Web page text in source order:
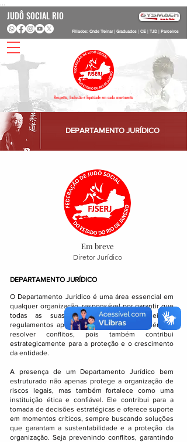
JUDÔ SOCIAL RIO
Filiados: Onde Treinar| Graduados | CE | TJD | Parceiros
Respeito, Inclusão e Equidade em cada movimento
DEPARTAMENTO JURÍDICO
Em breve
Diretor Jurídico
DEPARTAMENTO JURÍDICO
O Departamento Jurídico é uma área essencial em
qualquer organização, responsável por garantir que
todas as suas ações cumpram as leis e
regulamentos aplicáveis. Sua atuação vai além de
resolver conflitos, pois também contribui
estrategicamente para a proteção e o crescimento
da entidade.
A presença de um Departamento Jurídico bem
estruturado não apenas protege a organização de
riscos legais, mas também fortalece como uma
instituição ética e confiável. Ele contribui para a
tomada de decisões estratégicas e oferece suporte
em momentos críticos, sempre buscando soluções
que garantam a sustentabilidade e a proteção da
organização. Seja prevenindo conflitos, garantindo